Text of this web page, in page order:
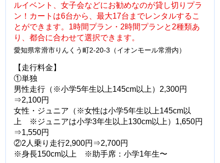
ルイベント、女子会などにお勧めなのが貸し切りプラ
ン！カートは6台から、最大17台までレンタルするこ
とができます。1時間プラン・2時間プランと2種類あ
り、都合に合わせて選択できます。
愛知県常滑市りんくう町2-20-3（イオンモール常滑内）
【走行料金】
①単独
男性走行（※小学5年生以上145cm以上）2,300円
⇒2,100円
女性・ジュニア（※女性は小学5年生以上145cm以
上 ※ジュニアは小学3年生以上130cm以上）1,650円
⇒1,550円
②2人乗り走行2,900円⇒2,700円
※身長150cm以上 ※助手席：小学1年生〜